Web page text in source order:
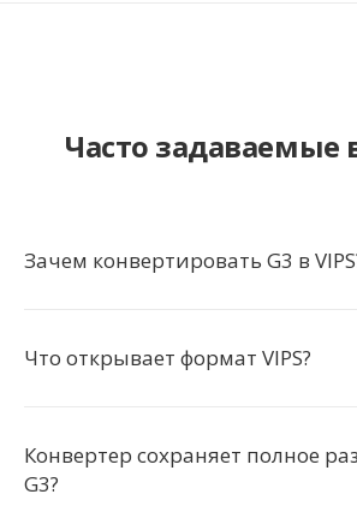
Часто задаваемые
Зачем конвертировать G3 в
Что открывает формат VIPS?
Конвертер сохраняет полное
G3?